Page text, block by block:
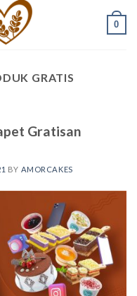
0
GRATIS
Gratisan
BY AMORCAKES